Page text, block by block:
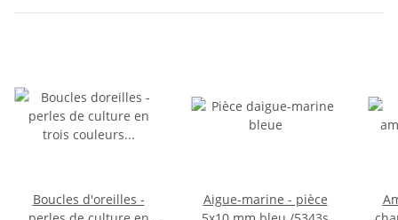
Boucles d'oreilles -
Aigue-marine - pièce